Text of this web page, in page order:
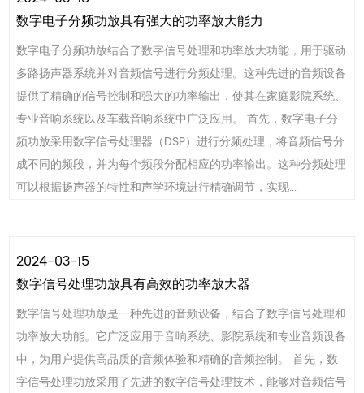
数字电子分频功放具有强大的功率放大能力
数字电子分频功放结合了数字信号处理和功率放大功能，用于驱动
多路扬声器系统并对音频信号进行分频处理。这种先进的音频设备
提供了精确的信号控制和强大的功率输出，使其在家庭影院系统、
专业音响系统以及车载音响系统中广泛应用。 首先，数字电子分
频功放采用数字信号处理器（DSP）进行分频处理，将音频信号分
成不同的频段，并为每个频段分配相应的功率输出。这种分频处理
可以根据扬声器的特性和声学环境进行精确调节，实现...
2024-03-15
数字信号处理功放具有高效的功率放大器
数字信号处理功放是一种先进的音频设备，结合了数字信号处理和
功率放大功能。它广泛应用于音响系统、影院系统和专业音频设备
中，为用户提供高品质的音频体验和精确的音频控制。 首先，数
字信号处理功放采用了先进的数字信号处理技术，能够对音频信号